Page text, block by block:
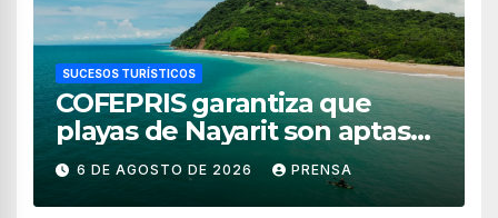
SUCESOS TURÍSTICOS
COFEPRIS garantiza que
playas de Nayarit son aptas
para uso recreativo
6 DE AGOSTO DE 2026 PRENSA